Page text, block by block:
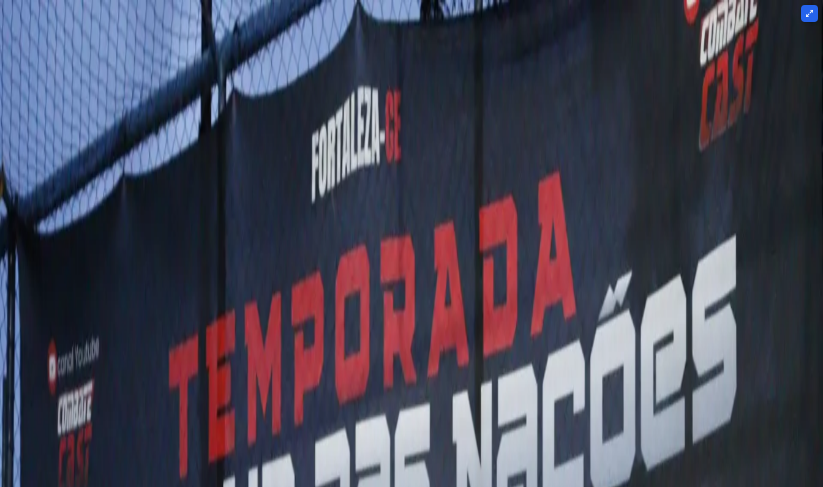
Skip to main content
quinta-feira, 6 de agosto de 2026
Bangkok 32°C| THB/USD 34.25
Sobre Muaythai